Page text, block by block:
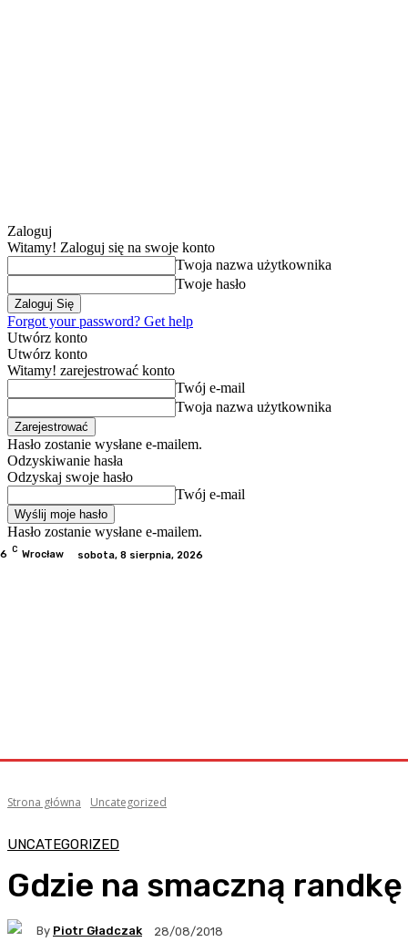
Zaloguj
Witamy! Zaloguj się na swoje konto
Twoja nazwa użytkownika
Twoje hasło
Forgot your password? Get help
Utwórz konto
Utwórz konto
Witamy! zarejestrować konto
Twój e-mail
Twoja nazwa użytkownika
Hasło zostanie wysłane e-mailem.
Odzyskiwanie hasła
Odzyskaj swoje hasło
Twój e-mail
Hasło zostanie wysłane e-mailem.
C Wrocław sobota, 8 sierpnia, 2026
Strona główna Uncategorized
UNCATEGORIZED
Gdzie na smaczną
By Piotr Gładczak 28/08/2018